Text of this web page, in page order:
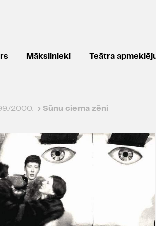
Mākslinieki Teātra
2000. › Sūnu ciema zēni